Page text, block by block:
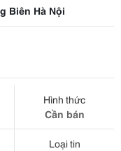
Biên Hà Nội
Hình thức
Cần bán
Loại tin